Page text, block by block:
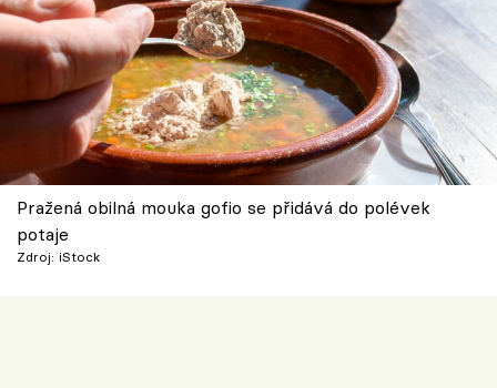
Sledujte prima+
Přihlášení
Sledujte nás
Pražená obilná mouka gofio se přidává do polévek
potaje
Zdroj: iStock